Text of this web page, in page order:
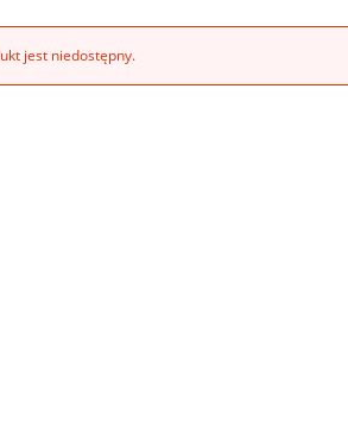
jest niedostępny.